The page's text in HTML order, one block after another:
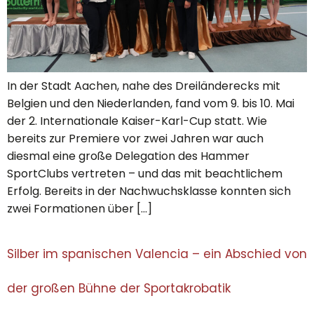
In der Stadt Aachen, nahe des Dreiländerecks mit
Belgien und den Niederlanden, fand vom 9. bis 10. Mai
der 2. Internationale Kaiser-Karl-Cup statt. Wie
bereits zur Premiere vor zwei Jahren war auch
diesmal eine große Delegation des Hammer
SportClubs vertreten – und das mit beachtlichem
Erfolg. Bereits in der Nachwuchsklasse konnten sich
zwei Formationen über […]
Silber im spanischen Valencia – ein Abschied von
der großen Bühne der Sportakrobatik